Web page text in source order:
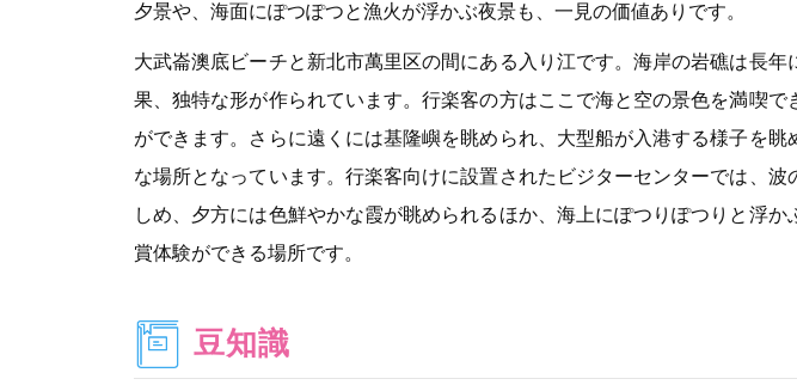
夕景や、海面にぽつぽつと漁火が浮かぶ夜景も、一見の価値ありです。
大武崙澳底ビーチと新北市萬里区の間にある入り江です。海岸の岩礁は長
果、独特な形が作られています。行楽客の方はここで海と空の景色を満喫で
ができます。さらに遠くには基隆嶼を眺められ、大型船が入港する様子を
な場所となっています。行楽客向けに設置されたビジターセンターでは、
しめ、夕方には色鮮やかな霞が眺められるほか、海上にぽつりぽつりと浮
賞体験ができる場所です。
豆知識